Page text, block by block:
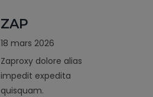
ZAP
18 mars 2026
Zaproxy dolore alias
impedit expedita
quisquam.